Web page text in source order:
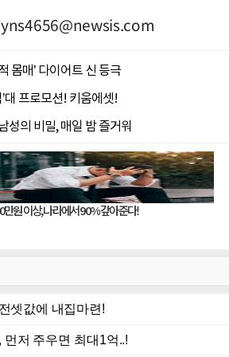
yns4656@newsis.com